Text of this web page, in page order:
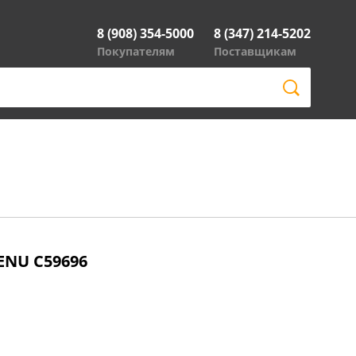
8 (908) 354-5000
Покупателям
8 (347) 214-5202
Поставщикам
C59696